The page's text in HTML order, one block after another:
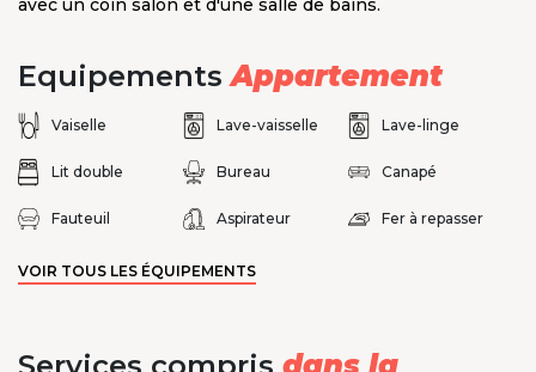
avec un coin salon et d'une salle de bains.
EquipementsAppartement
Vaiselle Lave-vaisselle Lave-linge
Lit double Bureau Canapé
Fauteuil Aspirateur Fer à repasser
VOIR TOUS LES ÉQUIPEMENTS